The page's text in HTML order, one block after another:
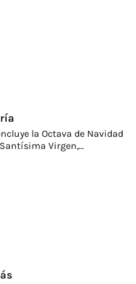
la Octava de Navidad
Virgen,...